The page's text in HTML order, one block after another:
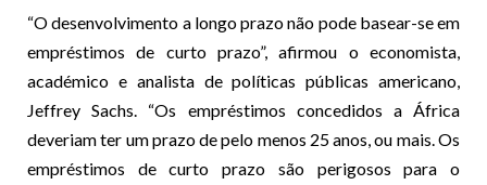
“O desenvolvimento a longo prazo não pode basear-se em
empréstimos de curto prazo”, afirmou o economista,
académico e analista de políticas públicas americano,
Jeffrey Sachs. “Os empréstimos concedidos a África
deveriam ter um prazo de pelo menos 25 anos, ou mais. Os
empréstimos de curto prazo são perigosos para o